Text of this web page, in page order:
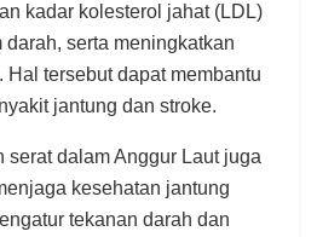
kadar kolesterol jahat (LDL)
serta meningkatkan
Hal tersebut dapat membantu
jantung dan stroke.
serat dalam Anggur Laut juga
kesehatan jantung
tekanan darah dan